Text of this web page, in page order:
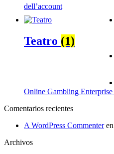
Teatro (1)
dell’account
Online Gambling
Comentarios recientes
A WordPress Commenteren
Archivos